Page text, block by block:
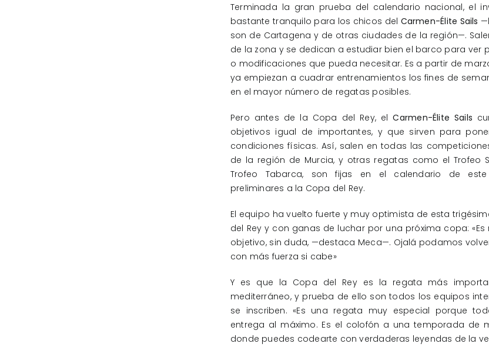
Terminada la gran prueba del calendario nacional, el
bastante tranquilo para los chicos del Carmen-Élite Sails
son de Cartagena y de otras ciudades de la región—.
de la zona y se dedican a estudiar bien el barco para ver
o modificaciones que pueda necesitar. Es a partir de
ya empiezan a cuadrar entrenamientos los fines de
en el mayor número de regatas posibles.
Pero antes de la Copa del Rey, elCarmen-Élite Sails
objetivos igual de importantes, y que sirven para
condiciones físicas. Así, salen en todas las
de la región de Murcia, y otras regatas como el Trofeo
Trofeo Tabarca, son fijas en el calendario de
preliminares a la Copa del Rey.
El equipo ha vuelto fuerte y muy optimista de esta
del Rey y con ganas de luchar por una próxima copa: «Es
objetivo, sin duda, —destaca Meca—. Ojalá podamos
con más fuerza si cabe»
Y es que la Copa del Rey es la regata más
mediterráneo, y prueba de ello son todos los equipos
se inscriben. «Es una regata muy especial porque
entrega al máximo. Es el colofón a una temporada de
donde puedes codearte con verdaderas leyendas de la